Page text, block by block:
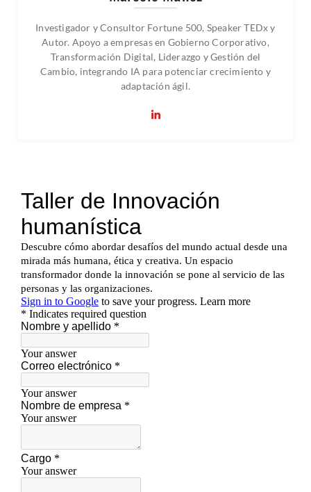
Investigador y Consultor Fortune 500, Speaker TEDx y
Autor. Apoyo a empresas en Gobierno Corporativo,
Transformación Digital, Liderazgo y Gestión del
Cambio, integrando IA para potenciar crecimiento y
adaptación ágil.